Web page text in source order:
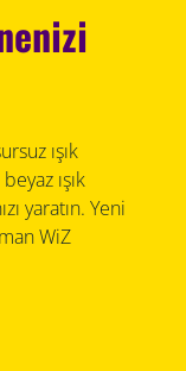
ışık
ışık
yaratın. Yeni
WiZ